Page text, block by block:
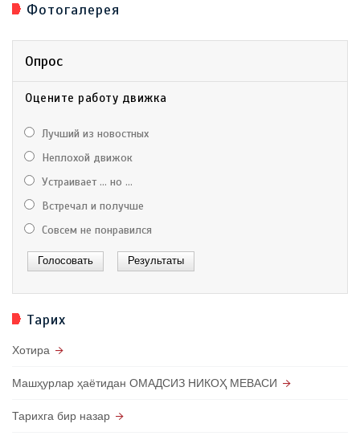
Фотогалерея
Опрос
Оцените работу движка
Лучший из новостных
Неплохой движок
Устраивает ... но ...
Встречал и получше
Совсем не понравился
Тарих
Хотира
Машҳурлар ҳаётидан ОМАДСИЗ НИКОҲ МЕВАСИ
Тарихга бир назар